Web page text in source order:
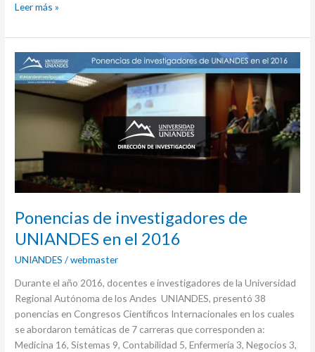
Leer más »
Ponencias de investigadores de
UNIANDES en el 2016
UNIANDES /webmaster
Durante el año 2016, docentes e investigadores de la Universidad
Regional Autónoma de los Andes UNIANDES, presentó 38
ponencias en Congresos Científicos Internacionales en los cuales
se abordaron temáticas de 7 carreras que corresponden a:
Medicina 16, Sistemas 9, Contabilidad 5, Enfermería 3, Negocios 3,
Ponencias
de
investigadores
UNIANDES
2016